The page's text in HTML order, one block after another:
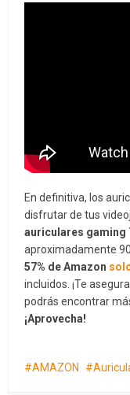
En definitiva, los
disfrutar de tus
auriculares gaming
aproximadamente
57% de Amazon
incluidos. ¡Te
podrás encontrar
¡Aprovecha!
AMAZON